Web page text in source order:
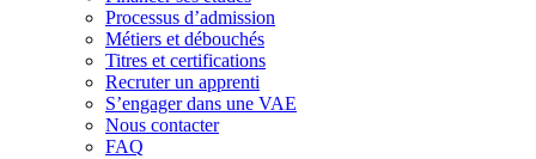
Processus d’admission
Métiers et débouchés
Titres et certifications
Recruter un apprenti
S’engager dans une VAE
Nous contacter
FAQ